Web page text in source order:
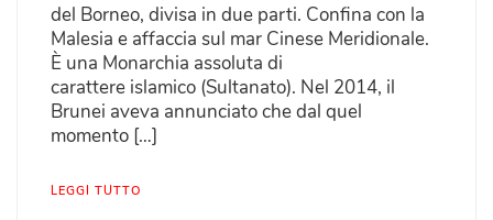
del Borneo, divisa in due parti. Confina con la
Malesia e affaccia sul mar Cinese Meridionale.
È una Monarchia assoluta di
carattere islamico (Sultanato). Nel 2014, il
Brunei aveva annunciato che dal quel
momento […]
LEGGI TUTTO